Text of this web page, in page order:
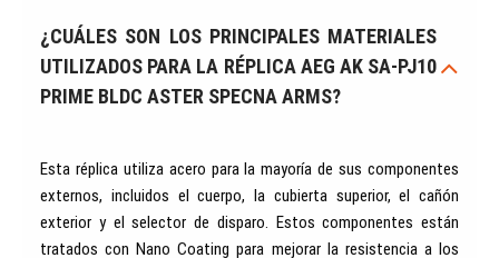
¿CUÁLES SON LOS PRINCIPALES MATERIALES
UTILIZADOS PARA LA RÉPLICA AEG AK SA-PJ10
PRIME BLDC ASTER SPECNA ARMS?
Esta réplica utiliza acero para la mayoría de sus componentes
externos, incluidos el cuerpo, la cubierta superior, el cañón
exterior y el selector de disparo. Estos componentes están
tratados con Nano Coating para mejorar la resistencia a los